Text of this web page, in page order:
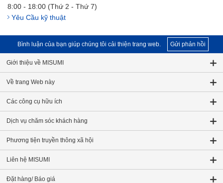
8:00 - 18:00 (Thứ 2 - Thứ 7)
Yêu Cầu kỹ thuật
Bình luận của bạn giúp chúng tôi cải thiện trang web. Gửi phản hồi
Giới thiệu về MISUMI
Về trang Web này
Các công cụ hữu ích
Dịch vụ chăm sóc khách hàng
Phương tiện truyền thông xã hội
Liên hệ MISUMI
Đặt hàng/ Báo giá